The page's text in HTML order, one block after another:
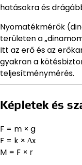
hatásokra és
Nyomatékmérők
területen a
Itt az erő és az
gyakran a
teljesítménymérés.
Képletek és
F = m × g
F = k × Δx
M = F × r